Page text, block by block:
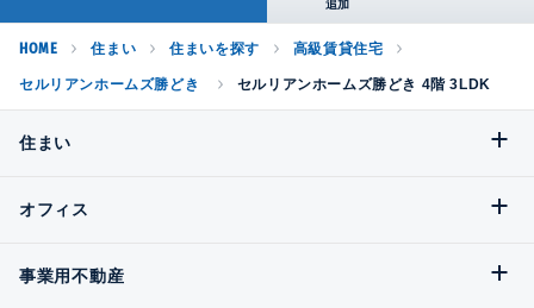
HOME 住まい 住まいを探す 高級賃貸住宅
セルリアンホームズ勝どき セルリアンホームズ勝どき 4階 3LDK
住まい
オフィス
事業用不動産